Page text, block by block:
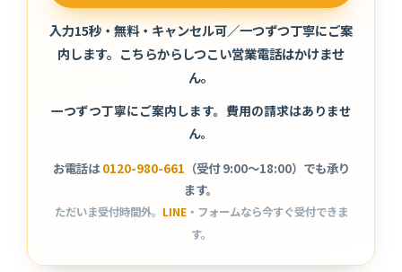
入力15秒・無料・キャンセル可／一つずつ丁寧にご案
内します。こちらからしつこい営業電話はかけませ
ん。
一つずつ丁寧にご案内します。費用の請求はありませ
ん。
お電話は0120-980-661 （受付 9:00〜18:00）でも承り
ます。
ただいま受付時間外。 LINE・フォームなら今すぐ受付できま
す。